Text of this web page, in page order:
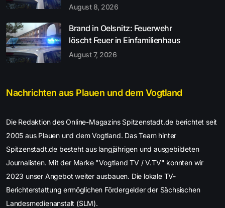
August 8, 2026
Brand in Oelsnitz: Feuerwehr
löscht Feuer in Einfamilienhaus
August 7, 2026
Nachrichten aus Plauen und dem Vogtland
Die Redaktion des Online-Magazins Spitzenstadt.de berichtet seit
2005 aus Plauen und dem Vogtland. Das Team hinter
Spitzenstadt.de besteht aus langjährigen und ausgebildeten
Journalisten. Mit der Marke "Vogtland TV / V.TV" konnten wir
2023 unser Angebot weiter ausbauen. Die lokale TV-
Berichterstattung ermöglichen Fördergelder der Sächsischen
Landesmedienanstalt (SLM).